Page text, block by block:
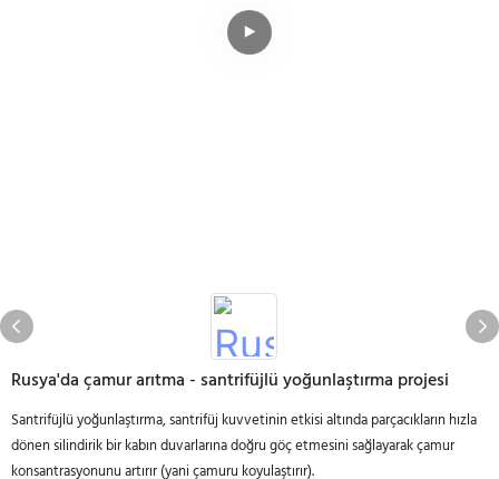
Rusya'da çamur arıtma - santrifüjlü yoğunlaştırma projesi
Santrifüjlü yoğunlaştırma, santrifüj kuvvetinin etkisi altında parçacıkların hızla
dönen silindirik bir kabın duvarlarına doğru göç etmesini sağlayarak çamur
konsantrasyonunu artırır (yani çamuru koyulaştırır).